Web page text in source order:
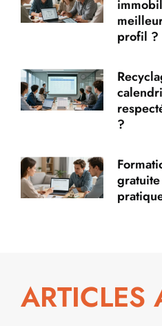
profil ?
?
ARTICLES